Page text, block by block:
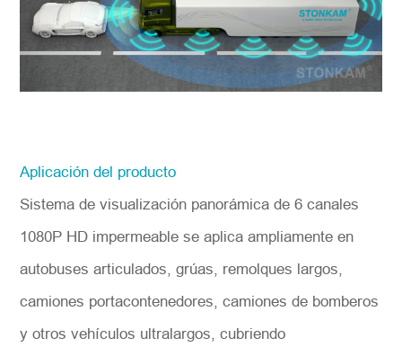
Aplicación del producto
Sistema de visualización panorámica de 6 canales
1080P HD impermeable se aplica ampliamente en
autobuses articulados, grúas, remolques largos,
camiones portacontenedores, camiones de bomberos
y otros vehículos ultralargos, cubriendo